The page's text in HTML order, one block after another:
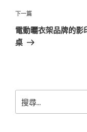
覽
文
章
下
一
篇
下一篇
電動曬衣架品牌的
桌
尋